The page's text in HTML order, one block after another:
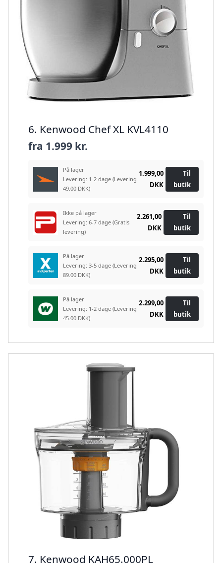
6. Kenwood Chef XL KVL4110
fra 1.999 kr.
På lager
Levering: 1-2 dage (Levering
49.00 DKK)
1.999,00
DKK
Til
butik
Ikke på lager
Levering: 6-7 dage (Gratis
levering)
2.261,00
DKK
Til
butik
På lager
Levering: 3-5 dage (Levering
89.00 DKK)
2.295,00
DKK
Til
butik
På lager
Levering: 1-2 dage (Levering
45.00 DKK)
2.299,00
DKK
Til
butik
7. Kenwood KAH65.000PL